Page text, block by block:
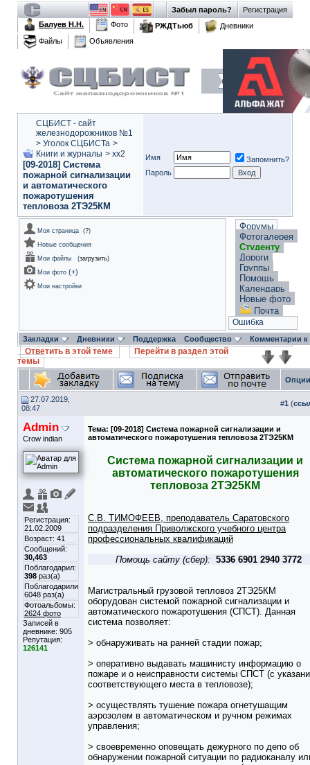
Регистрация
Забыл пароль?
Балуев Н.Н.
Фото РЖДТьюб
Дневники
Файлы
Объявления
СЦБИСТ - сайт
железнодорожников №1
> Уголок СЦБИСТа >
Книги и журналы > xx2
[09-2018] Система
пожарной сигнализации
и автоматического
пожаротушения
тепловоза 2ТЭ25КМ
Имя
Запомнить?
Пароль
Моя страница (?)
Новые сообщения
Мои файлы
(загрузить)
Мои фото (+)
Мои настройки
Форумы
Фотогалерея
Студенту
Дороги
Группы
Помощь
Календарь
Новые фото
Почта
Ошибка
Закладки Дневники Поддержка Сообщество Комментарии
Ответить в этой теме
Перейти в раздел этой
темы
27.07.2019,
08:47
#1 (
Admin
Crow indian
Регистрация:
21.02.2009
Возраст: 41
Сообщений:
30,463
Поблагодарил:
398 раз(а)
Поблагодарили
6048 раз(а)
Фотоальбомы:
2624 фото
Записей в
дневнике: 905
Репутация:
126141
Тема: [09-2018] Система пожарной сигнализации и
автоматического пожаротушения тепловоза 2ТЭ25КМ
Система пожарной сигнализации и
автоматического пожаротушения
тепловоза 2ТЭ25КМ
С.В. ТИМОФЕЕВ, преподаватель Саратовского
подразделения Приволжского учебного центра
профессиональных квалификаций
Помощь сайту (сбер): 5336 6901 2940 3772
Магистральный грузовой тепловоз 2ТЭ25КМ
оборудован системой пожарной сигнализации и
автоматического пожаротушения (СПСТ). Данная
система позволяет:
> обнаруживать на ранней стадии пожар;
> оперативно выдавать машинисту информацию о
пожаре и о неисправности системы СПСТ (с
соответствующего места в тепловозе);
> осуществлять тушение пожара огнетушащим
аэрозолем в автоматическом и ручном режимах
управления;
> своевременно оповещать дежурного по депо об
обнаружении пожарной ситуации по радиоканалу